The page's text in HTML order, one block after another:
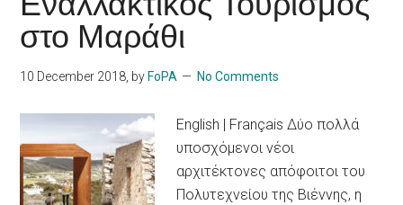
στο Μαράθι
10 December 2018, by FoPA No Comments
English | Français Δύο πολλά
υποσχόμενοι νέοι
αρχιτέκτονες απόφοιτοι του
Πολυτεχνείου της Βιέννης, η